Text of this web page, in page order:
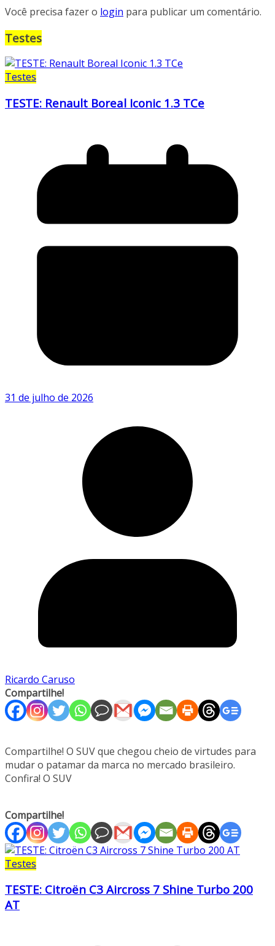
Você precisa fazer o login para publicar um comentário.
Testes
Testes
TESTE: Renault Boreal Iconic 1.3 TCe
31 de julho de 2026
Ricardo Caruso
Compartilhe!
Compartilhe! O SUV que chegou cheio de virtudes para
mudar o patamar da marca no mercado brasileiro.
Confira! O SUV
Compartilhe!
Testes
TESTE: Citroën C3 Aircross 7 Shine Turbo 200
AT